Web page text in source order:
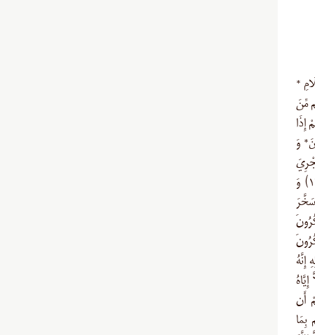
*
لَكُم مِّنَ
إِذَا
وَ
لِتَجْرِيَ
الْفُلْكُ فِيهِ بِأَمْرِهِ وَ لِتَبْتَغُوا مِن فَضْلِهِ وَ لَعَلَّكُمْ تَشْكُرُونَ (جاثيه/۱۲) وَ
وَ هُوَ الَّذِي سَخَّرَ
إِنَّهُ
أَن
بِمَا